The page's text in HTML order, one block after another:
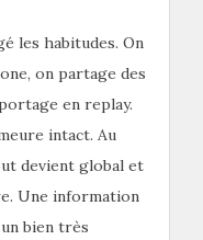
les habitudes. On
on partage des
en replay.
intact. Au
devient global et
Une information
bien très